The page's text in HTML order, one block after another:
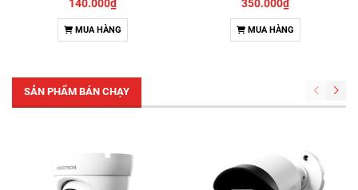
140.000₫
MUA HÀNG
350.000₫
MUA HÀNG
SẢN PHẨM BÁN CHẠY